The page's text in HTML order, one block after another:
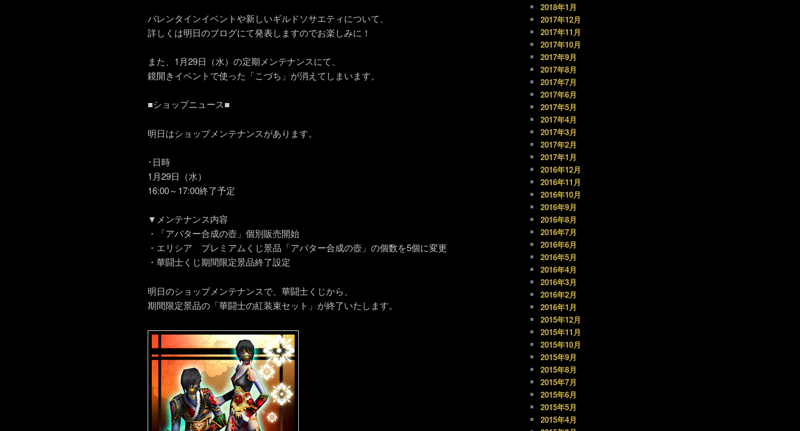
バレンタインイベントや新しいギルドソサエティについて、
詳しくは明日のブログにて発表しますのでお楽しみに！
また、1月29日（水）の定期メンテナンスにて、
鏡開きイベントで使った「こづち」が消えてしまいます。
■ショップニュース■
明日はショップメンテナンスがあります。
･日時
1月29日（水）
16:00～17:00終了予定
▼メンテナンス内容
・「アバター合成の壺」個別販売開始
・エリシア プレミアムくじ景品「アバター合成の壺」の個数を5個に変更
・華闘士くじ期間限定景品終了設定
明日のショップメンテナンスで、華闘士くじから、
期間限定景品の「華闘士の紅装束セット」が終了いたします。
2018年1月
2017年12月
2017年11月
2017年10月
2017年9月
2017年8月
2017年7月
2017年6月
2017年5月
2017年4月
2017年3月
2017年2月
2017年1月
2016年12月
2016年11月
2016年10月
2016年9月
2016年8月
2016年7月
2016年6月
2016年5月
2016年4月
2016年3月
2016年2月
2016年1月
2015年12月
2015年11月
2015年10月
2015年9月
2015年8月
2015年7月
2015年6月
2015年5月
2015年4月